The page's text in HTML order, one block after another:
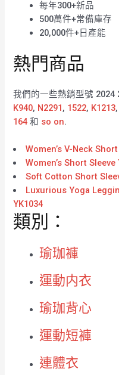
每年300+新品
500萬件+常備庫存
20,000件+日產能
熱門商品
我們的一些熱銷型號 2024
K940, N2291, 1522, K1213,
164 和 so on.
Women’s V-Neck
Women’s Short
Soft Cotton Short
Luxurious Yoga
YK1034
類別：
瑜珈褲
運動内衣
瑜珈背心
運動短褲
連體衣